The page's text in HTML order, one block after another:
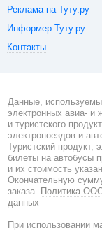
Реклама на Туту.ру
Информер Туту.ру
Контакты
Данные,
электронных авиа- и
и туристского
электропоездов и
Туристский продукт,
билеты на автобусы
и их стоимость
Окончательную
заказа. Политика
данных
При использовании